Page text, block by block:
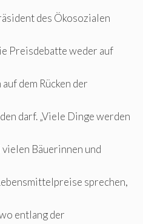
des Ökosozialen
Preisdebatte weder auf
dem Rücken der
darf. „Viele Dinge werden
Bäuerinnen und
sprechen,
entlang der